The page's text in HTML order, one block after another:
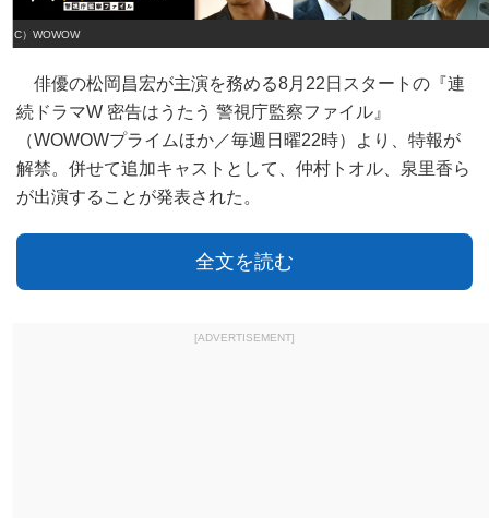
（C）WOWOW
俳優の松岡昌宏が主演を務める8月22日スタートの『連
続ドラマW 密告はうたう 警視庁監察ファイル』
（WOWOWプライムほか／毎週日曜22時）より、特報が
解禁。併せて追加キャストとして、仲村トオル、泉里香ら
が出演することが発表された。
全文を読む
[ADVERTISEMENT]